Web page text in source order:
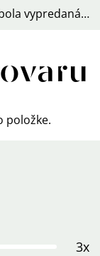
vypredaná…
položke.
3x